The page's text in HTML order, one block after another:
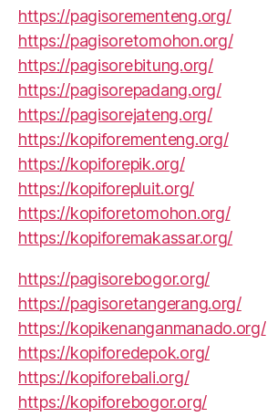
https://pagisorementeng.org/
https://pagisoretomohon.org/
https://pagisorebitung.org/
https://pagisorepadang.org/
https://pagisorejateng.org/
https://kopiforementeng.org/
https://kopiforepik.org/
https://kopiforepluit.org/
https://kopiforetomohon.org/
https://kopiforemakassar.org/
https://pagisorebogor.org/
https://pagisoretangerang.org/
https://kopikenanganmanado.org/
https://kopiforedepok.org/
https://kopiforebali.org/
https://kopiforebogor.org/